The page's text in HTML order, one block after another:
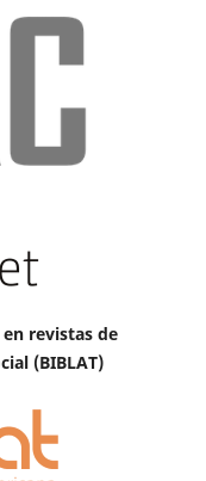
revistas de
(BIBLAT)